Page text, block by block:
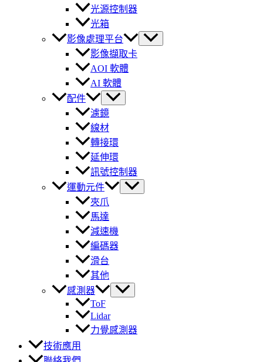
光源控制器
光箱
影像處理平台
影像擷取卡
AOI 軟體
AI 軟體
配件
濾鏡
線材
轉接環
延伸環
訊號控制器
運動元件
夾爪
馬達
減速機
編碼器
滑台
其他
感測器
ToF
Lidar
力覺感測器
技術應用